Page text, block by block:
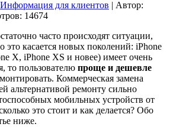
Информация для клиентов | Автор:
14674
часто происходят ситуации,
это касается новых поколений: iPhone
X, iPhone XS и новее) имеет очень
то пользователю проще и дешевле
Коммерческая замена
альтернативой ремонту сильно
мобильных устройств от
это стоит и как делается? Обо
ниже.